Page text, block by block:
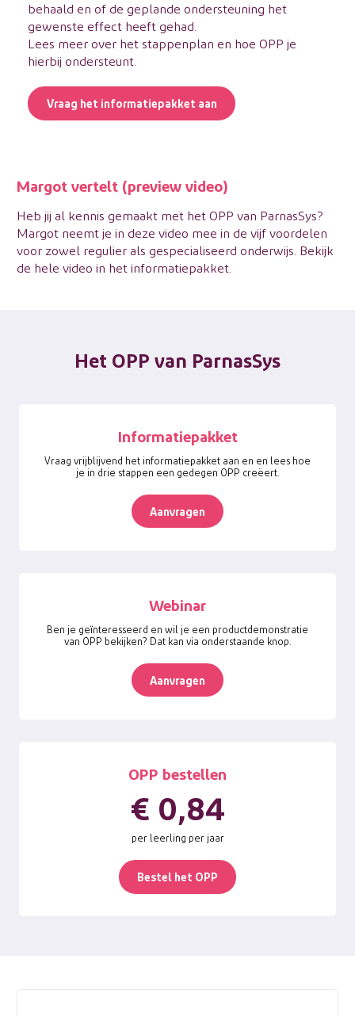
behaald en of de geplande ondersteuning het
gewenste effect heeft gehad.
Lees meer over het stappenplan en hoe OPP je
hierbij ondersteunt.
Vraag het informatiepakket aan
Margot vertelt (preview video)
Heb jij al kennis gemaakt met het OPP van ParnasSys?
Margot neemt je in deze video mee in de vijf voordelen
voor zowel regulier als gespecialiseerd onderwijs. Bekijk
de hele video in het informatiepakket
Het OPP van ParnasSys
Informatiepakket
Vraag vrijblijvend het informatiepakket aan en en lees hoe
je in drie stappen een gedegen OPP creëert.
Aanvragen
Webinar
Ben je geïnteresseerd en wil je een productdemonstratie
van OPP bekijken? Dat kan via onderstaande knop.
Aanvragen
OPP bestellen
€ 0,84
per leerling per jaar
Bestel het OPP